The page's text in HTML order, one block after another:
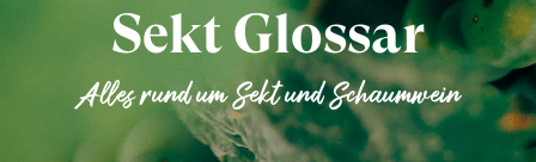
Sekt Glossar
Alles rund um Sekt und Schaumwein
NEWS